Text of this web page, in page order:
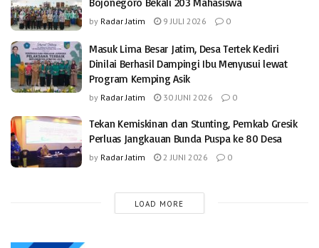
by Radar Jatim 9 JULI 2026 0
Masuk Lima Besar Jatim, Desa Tertek Kediri
Dinilai Berhasil Dampingi Ibu Menyusui lewat
Program Kemping Asik
by Radar Jatim 30 JUNI 2026 0
Tekan Kemiskinan dan Stunting, Pemkab Gresik
Perluas Jangkauan Bunda Puspa ke 80 Desa
by Radar Jatim 2 JUNI 2026 0
LOAD MORE